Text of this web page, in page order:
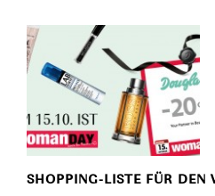
SHOPPING-LISTE FÜR DEN